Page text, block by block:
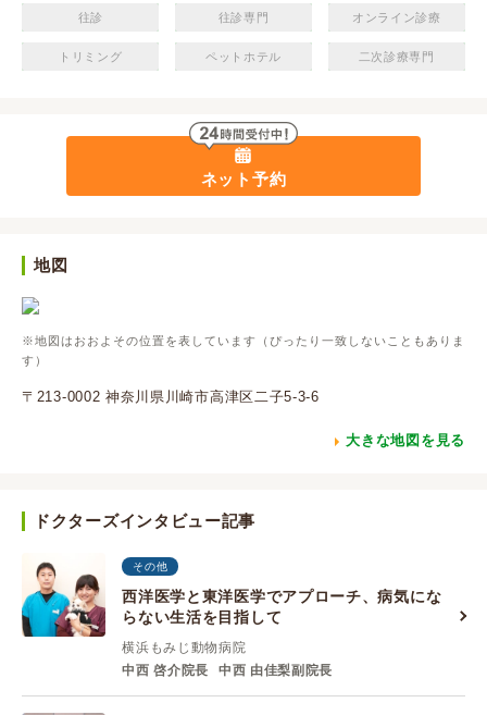
往診 往診専門 オンライン診療
トリミング ペットホテル 二次診療専門
ネット予約
地図
※地図はおおよその位置を表しています（ぴったり一致しないこともありま
す）
〒213-0002 神奈川県川崎市高津区二子5-3-6
大きな地図を見る
ドクターズインタビュー記事
その他
西洋医学と東洋医学でアプローチ、病気にな
らない生活を目指して
横浜もみじ動物病院
中西 啓介院長
中西 由佳梨副院長